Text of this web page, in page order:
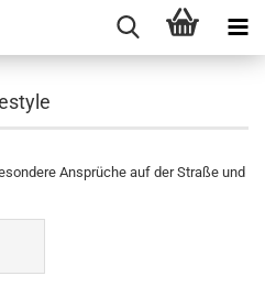
Ansprüche auf der Straße und